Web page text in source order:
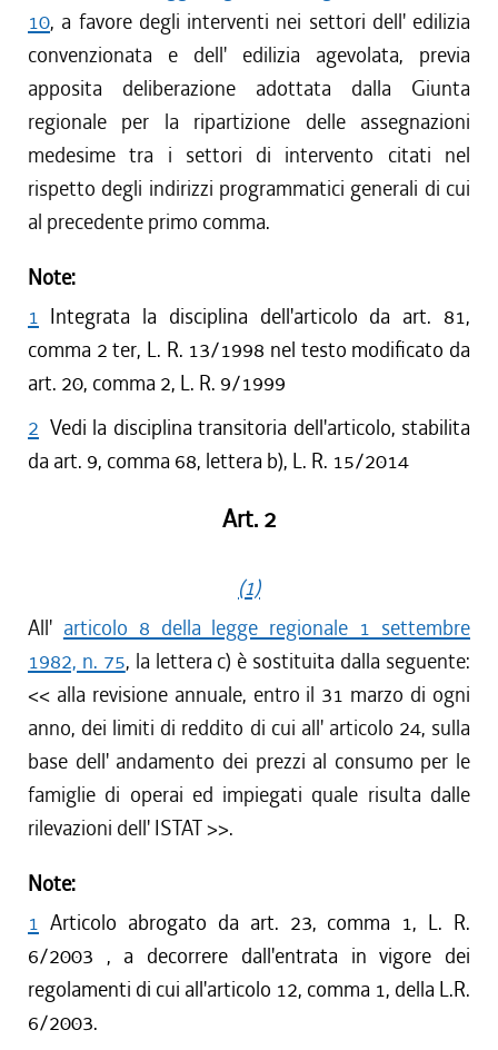
10, a favore degli interventi nei settori dell' edilizia
convenzionata e dell' edilizia agevolata, previa
apposita deliberazione adottata dalla Giunta
regionale per la ripartizione delle assegnazioni
medesime tra i settori di intervento citati nel
rispetto degli indirizzi programmatici generali di cui
al precedente primo comma.
Note:
1 Integrata la disciplina dell'articolo da art. 81,
comma 2 ter, L. R. 13/1998 nel testo modificato da
art. 20, comma 2, L. R. 9/1999
2 Vedi la disciplina transitoria dell'articolo, stabilita
da art. 9, comma 68, lettera b), L. R. 15/2014
Art. 2
(1)
All' articolo 8 della legge regionale 1 settembre
1982, n. 75, la lettera c) è sostituita dalla seguente:
<< alla revisione annuale, entro il 31 marzo di ogni
anno, dei limiti di reddito di cui all' articolo 24, sulla
base dell' andamento dei prezzi al consumo per le
famiglie di operai ed impiegati quale risulta dalle
rilevazioni dell' ISTAT >>.
Note:
1 Articolo abrogato da art. 23, comma 1, L. R.
6/2003 , a decorrere dall'entrata in vigore dei
regolamenti di cui all'articolo 12, comma 1, della L.R.
6/2003.